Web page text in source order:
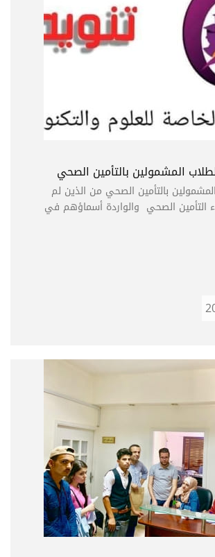
المشمولين بالتأمين الصحي
بالتأمين الصحي من الذين لم
التأمين الصحي والواردة أسماؤهم في